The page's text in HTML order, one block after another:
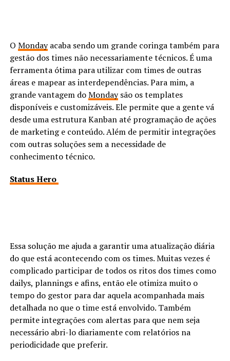
O Monday acaba sendo um grande coringa também para
gestão dos times não necessariamente técnicos. É uma
ferramenta ótima para utilizar com times de outras
áreas e mapear as interdependências. Para mim, a
grande vantagem doMondaysão os templates
disponíveis e customizáveis. Ele permite que a gente vá
desde uma estrutura Kanban até programação de ações
de marketing e conteúdo. Além de permitir integrações
com outras soluções sem a necessidade de
conhecimento técnico.
Status Hero
Essa solução me ajuda a garantir uma atualização diária
do que está acontecendo com os times. Muitas vezes é
complicado participar de todos os ritos dos times como
dailys, plannings e afins, então ele otimiza muito o
tempo do gestor para dar aquela acompanhada mais
detalhada no que o time está envolvido. Também
permite integrações com alertas para que nem seja
necessário abri-lo diariamente com relatórios na
periodicidade que preferir.